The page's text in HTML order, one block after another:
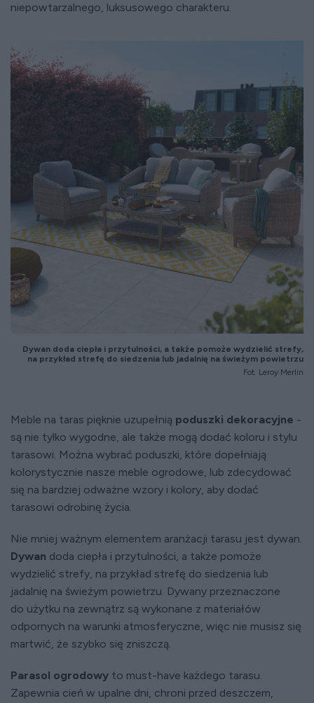
niepowtarzalnego, luksusowego charakteru.
Dywan doda ciepła i przytulności, a także pomoże wydzielić strefy,
na przykład strefę do siedzenia lub jadalnię na świeżym powietrzu
Fot. Leroy Merlin
Meble na taras pięknie uzupełnią poduszki dekoracyjne -
są nie tylko wygodne, ale także mogą dodać koloru i stylu
tarasowi. Można wybrać poduszki, które dopełniają
kolorystycznie nasze meble ogrodowe, lub zdecydować
się na bardziej odważne wzory i kolory, aby dodać
tarasowi odrobinę życia.
Nie mniej ważnym elementem aranżacji tarasu jest dywan.
Dywan doda ciepła i przytulności, a także pomoże
wydzielić strefy, na przykład strefę do siedzenia lub
jadalnię na świeżym powietrzu. Dywany przeznaczone
do użytku na zewnątrz są wykonane z materiałów
odpornych na warunki atmosferyczne, więc nie musisz się
martwić, że szybko się zniszczą.
Parasol ogrodowy to must-have każdego tarasu.
Zapewnia cień w upalne dni, chroni przed deszczem,